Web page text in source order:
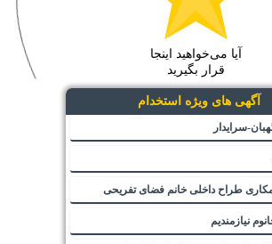
آیا می‌خواهید اینجا
قرار بگیرید
آگهی های ویژه استخدام
سرایدار
طراح داخلی خانم فضای تفریحی
نیازمندیم